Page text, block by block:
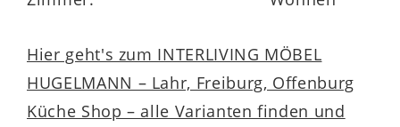
Hier geht's zum INTERLIVING MÖBEL
HUGELMANN – Lahr, Freiburg, Offenburg
Küche Shop – alle Varianten finden und